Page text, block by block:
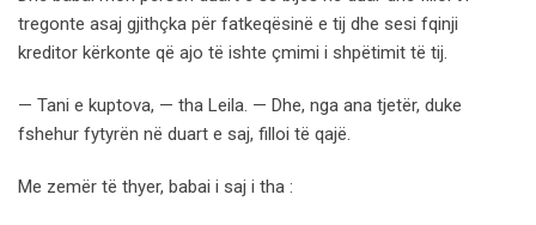
tregonte asaj gjithçka për fatkeqësinë e tij dhe sesi fqinji
kreditor kërkonte që ajo të ishte çmimi i shpëtimit të tij.
— Tani e kuptova, — tha Leila. — Dhe, nga ana tjetër, duke
fshehur fytyrën në duart e saj, filloi të qajë.
Me zemër të thyer, babai i saj i tha :